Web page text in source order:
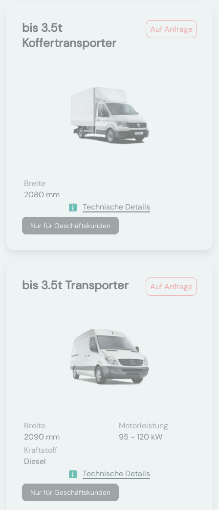
Auf Anfrage
bis 3.5t
Koffertransporter
Breite
2080 mm
Technische Details
Nur für Geschäftskunden
Auf Anfrage
bis 3.5t Transporter
Breite
2090 mm
Motorleistung
95 - 120 kW
Kraftstoff
Diesel
Technische Details
Nur für Geschäftskunden